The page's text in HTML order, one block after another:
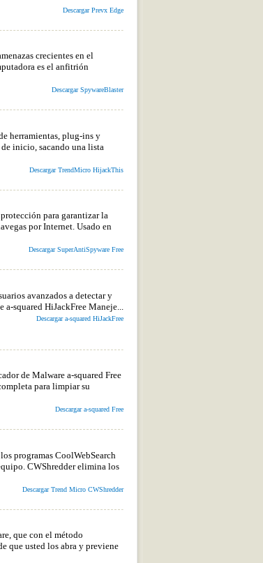
Descargar Prevx Edge
crecientes en el
es el anfitrión
Descargar SpywareBlaster
herramientas, plug-ins y
de inicio, sacando una lista
Descargar TrendMicro HijackThis
para garantizar la
por Internet. Usado en
Descargar SuperAntiSpyware Free
avanzados a detectar y
squared HiJackFree Maneje...
Descargar a-squared HiJackFree
de Malware a-squared Free
para limpiar su
Descargar a-squared Free
programas CoolWebSearch
CWShredder elimina los
Descargar Trend Micro CWShredder
que con el método
que usted los abra y previene